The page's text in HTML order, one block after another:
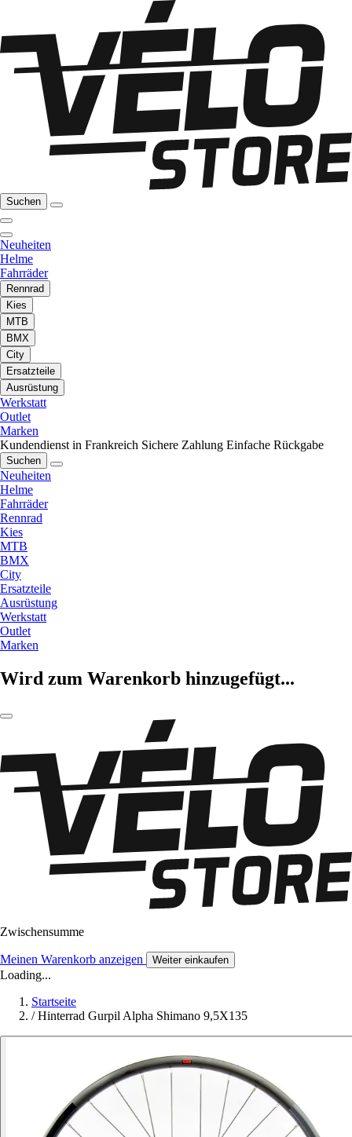
Suchen
Neuheiten
Helme
Fahrräder
Rennrad
Kies
MTB
BMX
City
Ersatzteile
Ausrüstung
Werkstatt
Outlet
Marken
Kundendienst in Frankreich Sichere Zahlung Einfache Rückgabe
Suchen
Neuheiten
Helme
Fahrräder
Rennrad
Kies
MTB
BMX
City
Ersatzteile
Ausrüstung
Werkstatt
Outlet
Marken
Wird zum Warenkorb hinzugefügt...
Zwischensumme
Meinen Warenkorb anzeigen Weiter einkaufen
Loading...
Startseite
/ Hinterrad Gurpil Alpha Shimano 9,5X135